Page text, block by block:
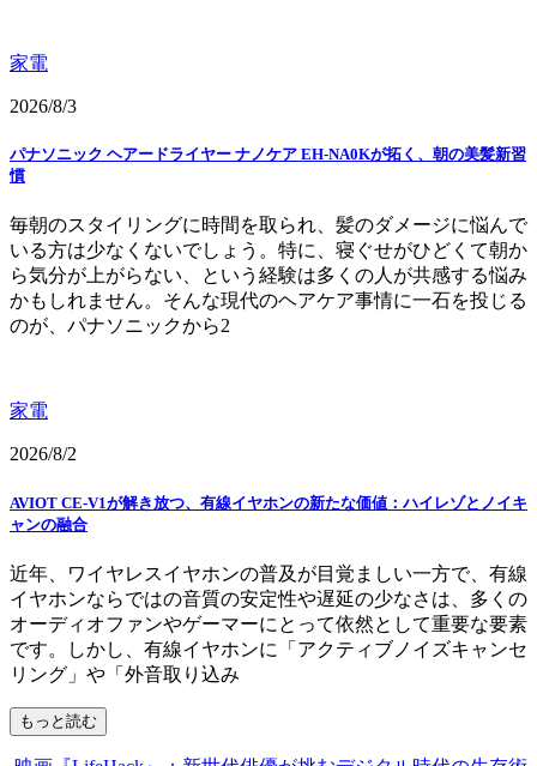
家電
2026/8/3
パナソニック ヘアードライヤー ナノケア EH-NA0Kが拓く、朝の美髪新習
慣
毎朝のスタイリングに時間を取られ、髪のダメージに悩んで
いる方は少なくないでしょう。特に、寝ぐせがひどくて朝か
ら気分が上がらない、という経験は多くの人が共感する悩み
かもしれません。そんな現代のヘアケア事情に一石を投じる
のが、パナソニックから2
家電
2026/8/2
AVIOT CE-V1が解き放つ、有線イヤホンの新たな価値：ハイレゾとノイキ
ャンの融合
近年、ワイヤレスイヤホンの普及が目覚ましい一方で、有線
イヤホンならではの音質の安定性や遅延の少なさは、多くの
オーディオファンやゲーマーにとって依然として重要な要素
です。しかし、有線イヤホンに「アクティブノイズキャンセ
リング」や「外音取り込み
もっと読む